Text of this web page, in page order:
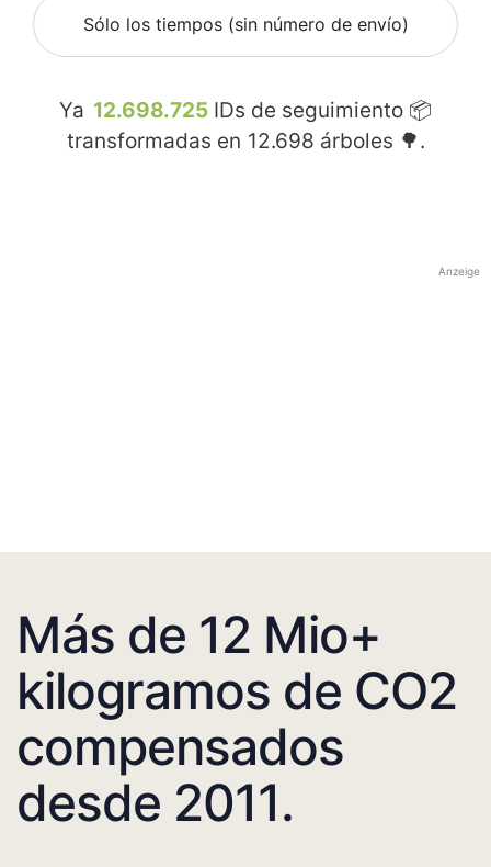
Sólo los tiempos (sin número de envío)
Ya 12.698.725 IDs de seguimiento 📦
transformadas en 12.698 árboles 🌳.
Anzeige
Más de 12 Mio+
kilogramos de CO2
compensados
desde 2011.